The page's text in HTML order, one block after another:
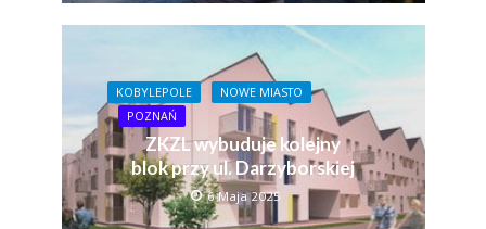
KOBYLEPOLE
NOWE MIASTO
POZNAŃ
ZKZL wybuduje kolejny
blok przy ul. Darzyborskiej
6 Maja 2025